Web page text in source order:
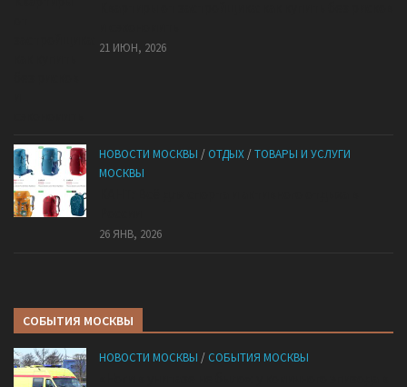
21 ИЮН, 2026
НОВОСТИ МОСКВЫ / ОТДЫХ/ТОВАРЫ И УСЛУГИ
МОСКВЫ
26 ЯНВ, 2026
СОБЫТИЯ МОСКВЫ
НОВОСТИ МОСКВЫ / СОБЫТИЯ МОСКВЫ